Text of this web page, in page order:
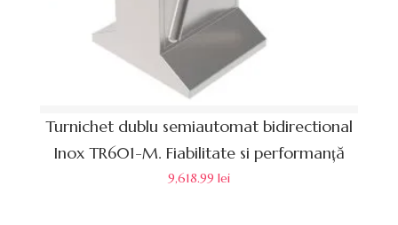
Turnichet dublu semiautomat bidirectional
Inox TR601-M. Fiabilitate si performanță
9,618.99 lei